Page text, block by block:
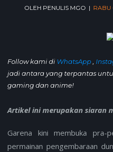
OLEH PENULIS MGO | RABU
Follow kami di WhatsApp
jadi antara yang terpantas
gaming dan anime!
Artikel ini merupakan siaran
Garena kini membuka pra-
permainan pengembaraan